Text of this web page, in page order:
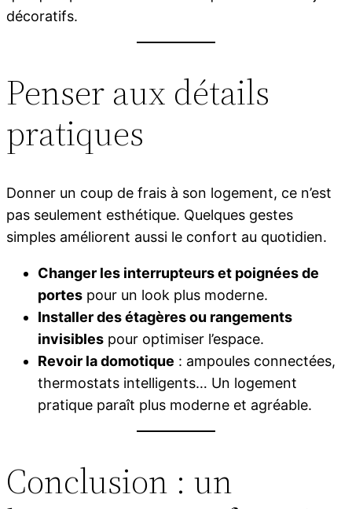
décoratifs.
Penser aux détails
pratiques
Donner un coup de frais à son logement, ce n’est
pas seulement esthétique. Quelques gestes
simples améliorent aussi le confort au quotidien.
Changer les interrupteurs et poignées de
portes pour un look plus moderne.
Installer des étagères ou rangements
invisibles pour optimiser l’espace.
Revoir la domotique : ampoules connectées,
thermostats intelligents… Un logement
pratique paraît plus moderne et agréable.
Conclusion : un